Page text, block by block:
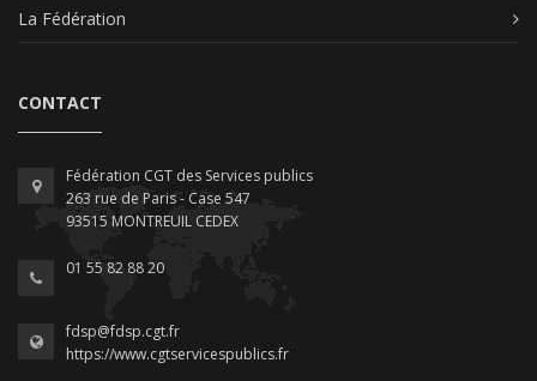
La Fédération
CONTACT
Fédération CGT des Services publics
263 rue de Paris - Case 547
93515 MONTREUIL CEDEX
01 55 82 88 20
fdsp@fdsp.cgt.fr
https://www.cgtservicespublics.fr